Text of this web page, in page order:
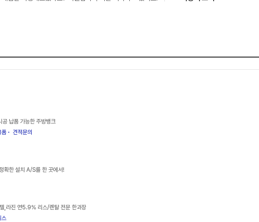
공 납품 가능한 주방뱅크
품 견적문의
확한 설치 A/S를 한 곳에서!
,라진 연5.9% 리스/렌탈 전문 한과장
스